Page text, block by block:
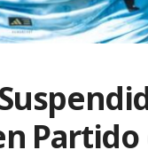
Partido